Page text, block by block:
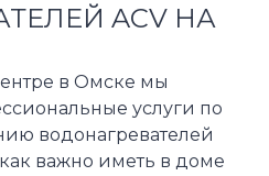
ACV НА
в Омске мы
услуги по
водонагревателей
важно иметь в доме